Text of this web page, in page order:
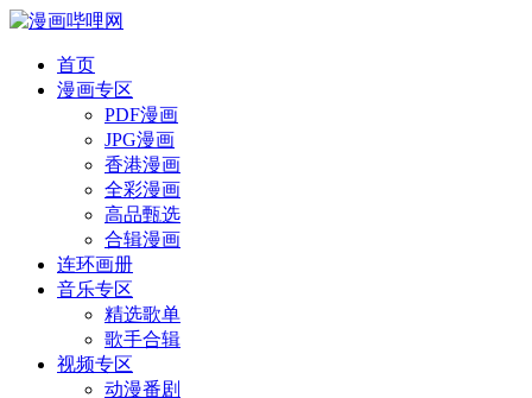
首页
漫画专区
PDF漫画
JPG漫画
香港漫画
全彩漫画
高品甄选
合辑漫画
连环画册
音乐专区
精选歌单
歌手合辑
视频专区
动漫番剧